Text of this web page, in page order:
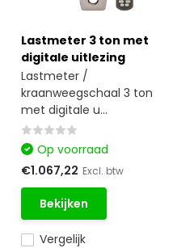
Lastmeter 3 ton met
digitale uitlezing
Lastmeter /
kraanweegschaal 3 ton
met digitale u...
Vergelijk
Op voorraad
€1.067,22 Excl. btw
Bekijken